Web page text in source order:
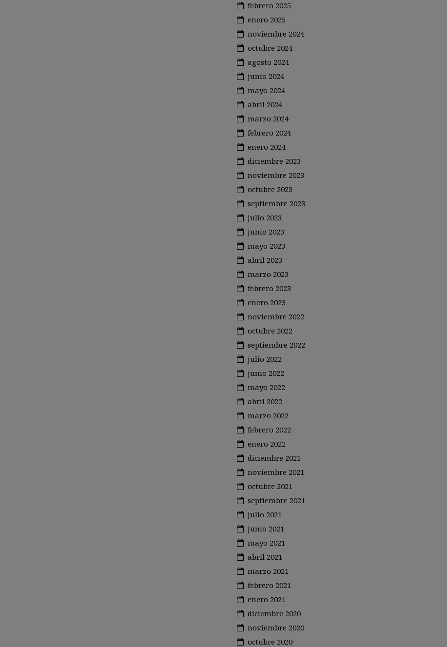
febrero 2025
enero 2025
noviembre 2024
octubre 2024
agosto 2024
junio 2024
mayo 2024
abril 2024
marzo 2024
febrero 2024
enero 2024
diciembre 2023
noviembre 2023
octubre 2023
septiembre 2023
julio 2023
junio 2023
mayo 2023
abril 2023
marzo 2023
febrero 2023
enero 2023
noviembre 2022
octubre 2022
septiembre 2022
julio 2022
junio 2022
mayo 2022
abril 2022
marzo 2022
febrero 2022
enero 2022
diciembre 2021
noviembre 2021
octubre 2021
septiembre 2021
julio 2021
junio 2021
mayo 2021
abril 2021
marzo 2021
febrero 2021
enero 2021
diciembre 2020
noviembre 2020
octubre 2020